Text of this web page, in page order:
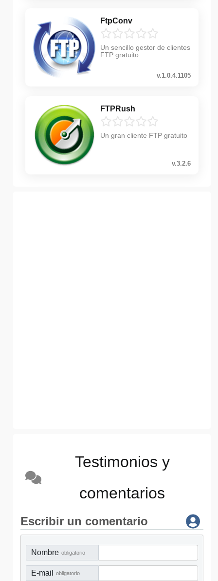
FtpConv
Un sencillo gestor de clientes
FTP gratuito
v.1.0.4.1105
FTPRush
Un gran cliente FTP gratuito
v.3.2.6
Testimonios y
comentarios
Escribir un comentario
Nombre obligatorio
E-mail obligatorio